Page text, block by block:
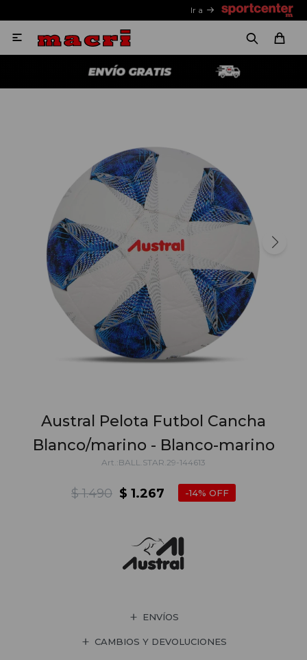
Ir a

Austral Pelota Futbol Cancha
Blanco/marino - Blanco-marino
BALL.STAR.29-144613
$ 1.267
$ 1.490 14
ENVÍOS
CAMBIOS Y DEVOLUCIONES